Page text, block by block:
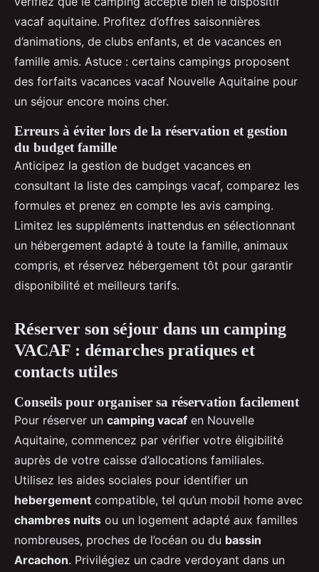
vacaf aquitaine. Profitez d’offres saisonnières
d’animations, de clubs enfants, et de vacances en
famille amis. Astuce : certains campings proposent
des forfaits vacances vacaf Nouvelle Aquitaine pour
un séjour encore moins cher.
Erreurs à éviter lors de la réservation et gestion
du budget famille
Anticipez la gestion de budget vacances en
consultant la liste des campings vacaf, comparez les
formules et prenez en compte les avis camping.
Limitez les suppléments inattendus en sélectionnant
un hébergement adapté à toute la famille, animaux
compris, et réservez hébergement tôt pour garantir
disponibilité et meilleurs tarifs.
Réserver son séjour dans un camping
VACAF : démarches pratiques et
contacts utiles
Conseils pour organiser sa réservation facilement
Pour réserver un camping vacaf en Nouvelle
Aquitaine, commencez par vérifier votre éligibilité
auprès de votre caisse d’allocations familiales.
Utilisez les aides sociales pour identifier un
hebergement compatible, tel qu’un mobil home avec
chambres nuits ou un logement adapté aux familles
nombreuses, proches de l’océan ou du bassin
Arcachon. Privilégiez un cadre verdoyant dans un